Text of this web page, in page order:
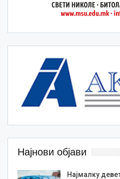
Најнови објави
Најмалку